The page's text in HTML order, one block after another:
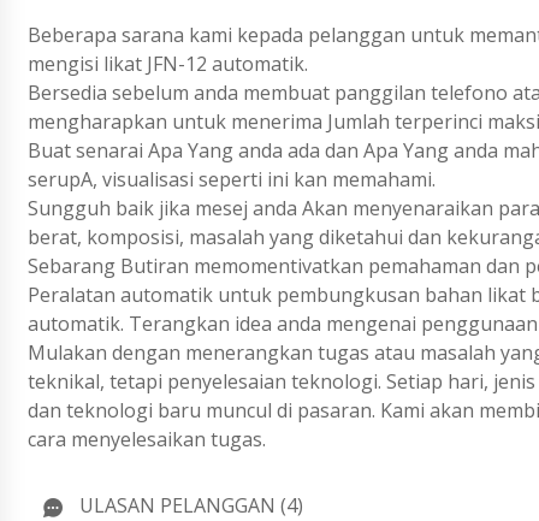
Beberapa sarana kami kepada pelanggan untuk
mengisi likat JFN-12 automatik.
Bersedia sebelum anda membuat panggilan telefono
mengharapkan untuk menerima Jumlah terperinci
Buat senarai Apa Yang anda ada dan Apa Yang anda
serupA, visualisasi seperti ini kan memahami.
Sungguh baik jika mesej anda Akan menyenaraikan
berat, komposisi, masalah yang diketahui dan
Sebarang Butiran memomentivatkan pemahaman dan
Peralatan automatik untuk pembungkusan bahan likat
automatik. Terangkan idea anda mengenai
Mulakan dengan menerangkan tugas atau masalah
teknikal, tetapi penyelesaian teknologi. Setiap hari,
dan teknologi baru muncul di pasaran. Kami akan
cara menyelesaikan tugas.
ULASAN PELANGGAN (4)